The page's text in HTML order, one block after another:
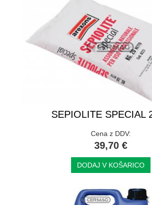
SEPIOLITE SPECIAL
Cena z DDV:
39,70 €
DODAJ V KOŠARICO